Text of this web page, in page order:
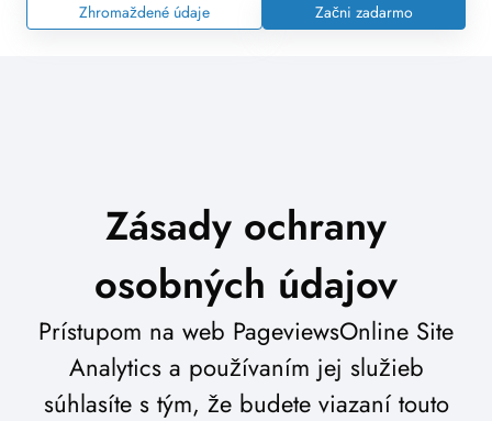
Zhromaždené údaje
Začni zadarmo
Zásady ochrany
osobných údajov
Prístupom na web PageviewsOnline Site
Analytics a používaním jej služieb
súhlasíte s tým, že budete viazaní touto